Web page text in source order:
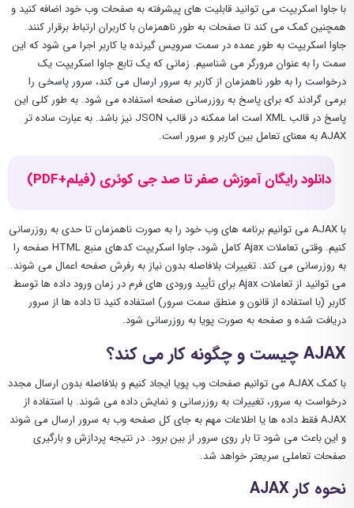
با جاوا اسکریپت می توانید قابلیت های پیشرفته به صفحات وب خود اضافه کنید و
همچنین کمک می کند تا صفحات به طور ناهمزمان با کاربران ارتباط برقرار کنند.
جاوا اسکریپت به طور عمده در سمت سرویس گیرنده یا کاربر اجرا می شود که این
سمت را به عنوان مرورگر می شناسیم. زمانی که یک تابع جاوا اسکریپت یک
درخواست را به طور ناهمزمان از کاربر به سرور ارسال می کند، سرور پاسخی را
برمی گرادند که برای پاسخ به روزرسانی صفحه استفاده می شود. به طور کلی این
پاسخ در قالب XML است اما ممکنه در قالب JSON نیز باشد. به عبارت ساده تر
AJAX به معنای تعامل بین کاربر و سرور است.
دانلود رایگان آموزش صفر تا صد جی کوئری (فیلم+PDF)
با AJAX می توانیم برنامه های وب خود را به صورت ناهمزمان تا حدی به روزرسانی
کنیم. وقتی تعاملات Ajax کامل شود، جاوا اسکریپت کدهای منبع HTML صفحه را
به روزرسانی می کند. تغییرات بلافاصله بدون نیاز به رفرش صفحه اعمال می شوند.
می توانید از تعاملات Ajax برای تأیید ورودی های فرم در زمان ورود داده ها توسط
کاربر (با استفاده از قانون و منطق سمت سرور) استفاده کنید تا داده ها از سرور
دریافت شده و صفحه به صورت پویا به روزرسانی شود.
AJAX چیست و چگونه کار می کند؟
با کمک AJAX می توانیم صفحات وب پویا ایجاد کنیم و بلافاصله بدون ارسال مجدد
درخواست به سرور، تغییرات به روزرسانی و نمایش داده می شوند. با استفاده از
AJAX فقط داده ها یا اطلاعات مهم به جای کل صفحه وب به سرور ارسال می شوند
و این باعث می شود تا بار روی سرور از بین برود. در نتیجه پردازش و بارگیری
صفحات تعاملی سریعتر خواهد شد.
نحوه کار AJAX